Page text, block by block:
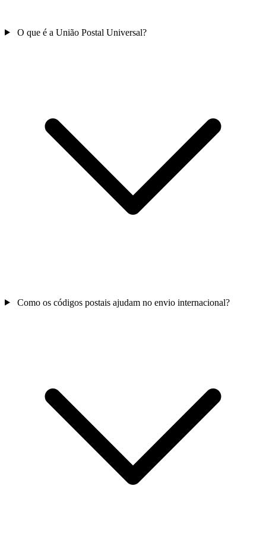
O que é a União Postal Universal?
Como os códigos postais ajudam no envio internacional?